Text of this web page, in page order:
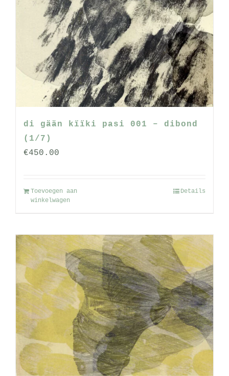
Deze
optie
kan
gekozen
worden
op
de
productpagina
di gään kïïki pasi 001 – dibond
(1/7)
€450.00
Toevoegen aan
winkelwagen
Details